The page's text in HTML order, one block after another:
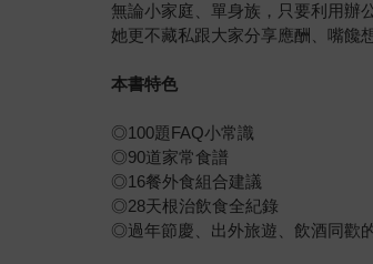
無論小家庭、單身族，只要利用辦
她更不藏私跟大家分享應酬、嘴饞
本書特色
◎100題FAQ小常識
◎90道家常食譜
◎16餐外食組合建議
◎28天根治飲食全紀錄
◎過年節慶、出外旅遊、飲酒同歡